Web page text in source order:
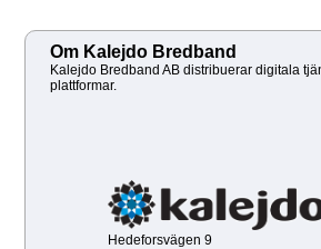
Om Kalejdo Bredband
Kalejdo Bredband AB distribuerar digitala
plattformar.
Hedeforsvägen 9